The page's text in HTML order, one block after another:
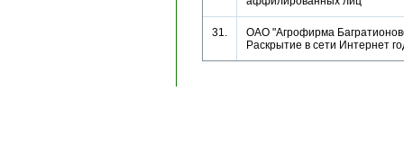
31.
ОАО "Агрофирма
Раскрытие в сети Интернет